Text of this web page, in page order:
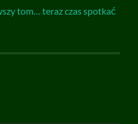
tom… teraz czas spotkać